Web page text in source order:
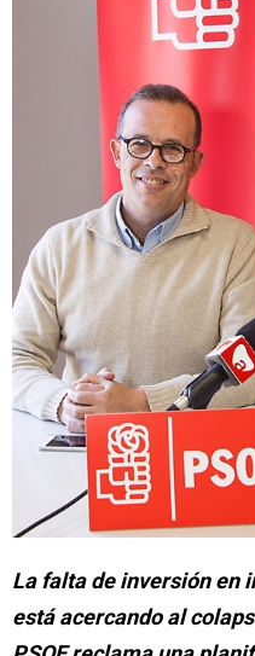
La falta de inversión en
está acercando al